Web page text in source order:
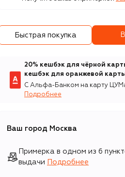
Быстрая покупка
20% кешбэк для чёрной
кешбэк для оранжевой
С Альфа-Банком на карту
Подробнее
Ваш город Москва
Примерка в одном из 6
выдачи
Подробнее